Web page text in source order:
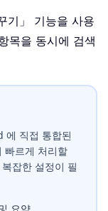
기」 기능을 사용
목을 동시에 검색
직접 통합된
빠르게 처리할
잡한 설정이 필